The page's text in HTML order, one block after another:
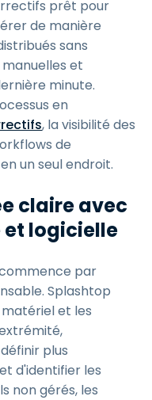
prêt pour
de manière
sans
et
minute.
en
, la visibilité des
de
un seul endroit.
claire avec
logicielle
par
Splashtop
matériel et les
plus
d'identifier les
non gérés, les